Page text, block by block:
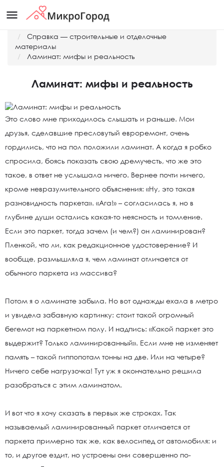
menu
Справка — строительные и отделочные
материалы
Ламинат: мифы и реальность
Ламинат: мифы и реальность
Это слово мне приходилось слышать и раньше. Мои
друзья, сделавшие пресловутый евроремонт, очень
гордились, что на пол положили ламинат. А когда я робко
спросила, боясь показать свою дремучесть, что же это
такое, в ответ не услышала ничего. Вернее почти ничего,
кроме невразумительного объяснения: «Ну, это такая
разновидность паркета». «Ага!» – согласилась я, но в
глубине души остались какая-то неясность и томление.
Если это паркет, тогда зачем (и чем?) он ламинирован?
Пленкой, что ли, как редакционное удостоверение? И
вообще, размышляла я, чем ламинат отличается от
обычного паркета из массива?
Потом я о ламинате забыла. Но вот однажды ехала в метро
и увидела забавную картинку: стоит такой огромный
бегемот на паркетном полу. И надпись: «Какой паркет это
выдержит? Только ламинированный». Если мне не изменяет
память – такой гиппопотам тонны на две. Или на четыре?
Ничего себе нагрузочка! Тут уж я окончательно решила
разобраться с этим ламинатом.
И вот что я хочу сказать в первых же строках. Так
называемый ламинированный паркет отличается от
паркета примерно так же, как велосипед от автомобиля: и
то, и другое ездит, но устроены они совершенно по-